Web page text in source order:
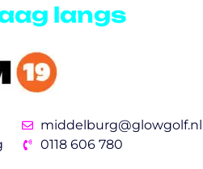
langs
middelburg@glowgolf.nl
0118 606 780